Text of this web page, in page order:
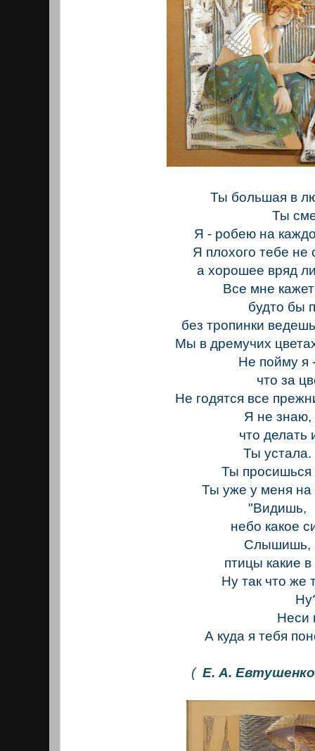
Ты большая в
Ты
Я - робею на
Я плохого тебе не
а хорошее вряд
Все мне
будто бы по
без тропинки
Мы в дремучих
Не пойму я
что за
Не годятся все
Я не знаю,
что делать и
Ты устала.
Ты просишься
Ты уже у меня на
"Видишь,
небо какое
Слышишь,
птицы какие в
Ну так что же
Неси
А куда я тебя
( Е. А.